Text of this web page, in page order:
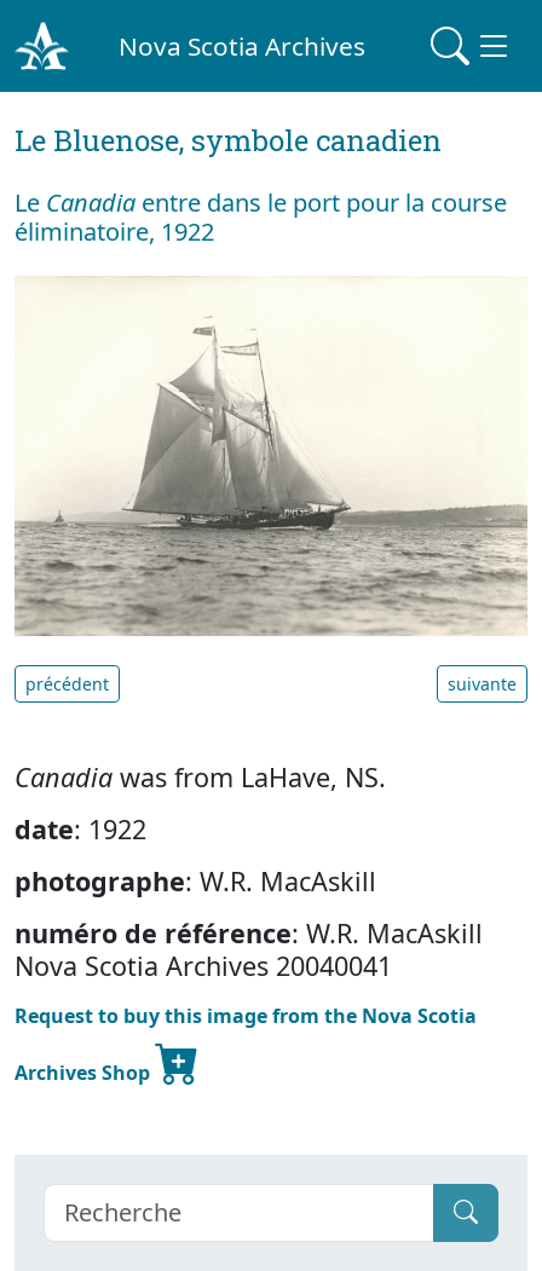
Nova Scotia Archives
Le Bluenose, symbole canadien
Le Canadia entre dans le port pour la course
éliminatoire, 1922
précédent suivante
Canadia was from LaHave, NS.
date: 1922
photographe: W.R. MacAskill
numéro de référence: W.R. MacAskill
Nova Scotia Archives 20040041
Request to buy this image from the Nova Scotia
Archives Shop